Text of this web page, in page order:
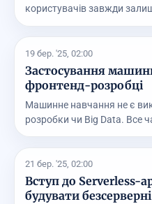
користувачів завжди
19 бер. '25, 02:00
Застосування
фронтенд-розробці
Машинне навчання не є
розробки чи Big Data. Все
21 бер. '25, 02:00
Вступ до Serverless-
будувати